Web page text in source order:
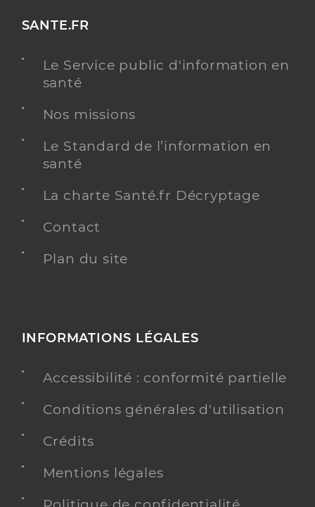
SANTE.FR
Le Service public d'information en
santé
Nos missions
Le Standard de l’information en
santé
La charte Santé.fr Décryptage
Contact
Plan du site
INFORMATIONS LÉGALES
Accessibilité : conformité partielle
Conditions générales d'utilisation
Crédits
Mentions légales